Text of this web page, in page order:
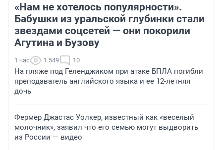
«Нам не хотелось популярности».
Бабушки из уральской глубинки стали
звездами соцсетей — они покорили
Агутина и Бузову
1 час 1 549 10
На пляже под Геленджиком при атаке БПЛА погибли
преподаватель английского языка и ее 12-летняя
дочь
Фермер Джастас Уолкер, известный как «веселый
молочник», заявил что его семью могут выдворить
из России — видео